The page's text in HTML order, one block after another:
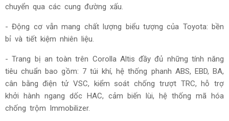
chuyển qua các cung đường xấu.
- Động cơ vẫn mang chất lượng biểu tượng của Toyota: bền
bỉ và tiết kiệm nhiên liệu.
- Trang bị an toàn trên Corolla Altis đầy đủ những tính năng
tiêu chuẩn bao gồm: 7 túi khí, hệ thống phanh ABS, EBD, BA,
cân bằng điện tử VSC, kiểm soát chống trượt TRC, hỗ trợ
khởi hành ngang dốc HAC, cảm biến lùi, hệ thống mã hóa
chống trộm Immobilizer.